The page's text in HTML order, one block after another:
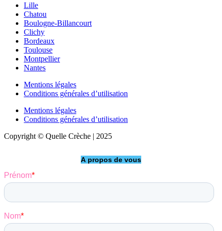
Lille
Chatou
Boulogne-Billancourt
Clichy
Bordeaux
Toulouse
Montpellier
Nantes
Mentions légales
Conditions générales d’utilisation
Mentions légales
Conditions générales d’utilisation
Copyright © Quelle Crèche | 2025